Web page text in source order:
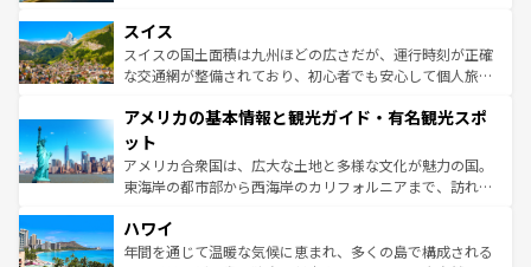
を参照してほしい。
は、お酒好きな人にはぜひ体験してほしい。 なお、新着の
ドイツ情報はコンテンツ一覧を参照してほしい。
リアごとに異なる魅力がある。また、優雅なアフタヌーン
ティー、ビール好きにはたまらない英国パブ、サッカー観
戦など、本場だからこそできる体験も豊富。イギリスを旅
ンツ一覧を参照してほしい。
スイス
スイスの国土面積は九州ほどの広さだが、運行時刻が正確
な交通網が整備されており、初心者でも安心して個人旅行
の建物がそのまま残る町や、スイスならではのユニークな
博物館もあり、アルプス観光だけでなく町歩きも満喫する
ことができる。国民の所得が高いため物価も高いが、旅行
者向けの交通パス提供のサービスもあり、うまく活用すれ
着のスイス情報は
アメリカの基本情報と観光ガイド・有名観光スポ
ット
アメリカ合衆国は、広大な土地と多様な文化が魅力の国。
東海岸の都市部から西海岸のカリフォルニアまで、訪れる
のような巨大都市は、観光、ショッピング、エンターテイ
ンメントが詰まった刺激的なスポットだ。一方、アメリカ
ハワイ
年間を通じて温暖な気候に恵まれ、多くの島で構成される